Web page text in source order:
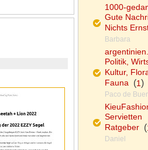
1000-
Gute
Nichts
Barbara
Politik,
Kultur,
Fauna(1)
Paco de
Servietten
Ratgeber(
Daniel